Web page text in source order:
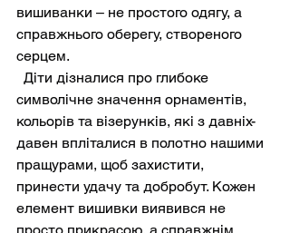
вишиванки – не простого одягу, а
справжнього оберегу, створеного
серцем.
Діти дізналися про глибоке
символічне значення орнаментів,
кольорів та візерунків, які з давніх-
давен впліталися в полотно нашими
пращурами, щоб захистити,
принести удачу та добробут. Кожен
елемент вишивки виявився не